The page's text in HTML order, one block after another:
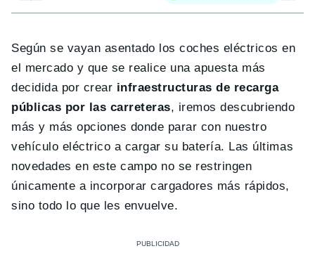
Según se vayan asentado los coches eléctricos en
el mercado y que se realice una apuesta más
decidida por crear infraestructuras de recarga
públicas por las carreteras, iremos descubriendo
más y más opciones donde parar con nuestro
vehículo eléctrico a cargar su batería. Las últimas
novedades en este campo no se restringen
únicamente a incorporar cargadores más rápidos,
sino todo lo que les envuelve.